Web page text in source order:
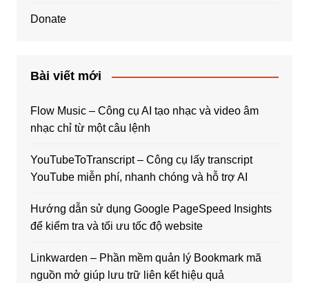
Donate
Bài viết mới
Flow Music – Công cụ AI tạo nhạc và video âm
nhạc chỉ từ một câu lệnh
YouTubeToTranscript – Công cụ lấy transcript
YouTube miễn phí, nhanh chóng và hỗ trợ AI
Hướng dẫn sử dụng Google PageSpeed Insights
để kiểm tra và tối ưu tốc độ website
Linkwarden – Phần mềm quản lý Bookmark mã
nguồn mở giúp lưu trữ liên kết hiệu quả